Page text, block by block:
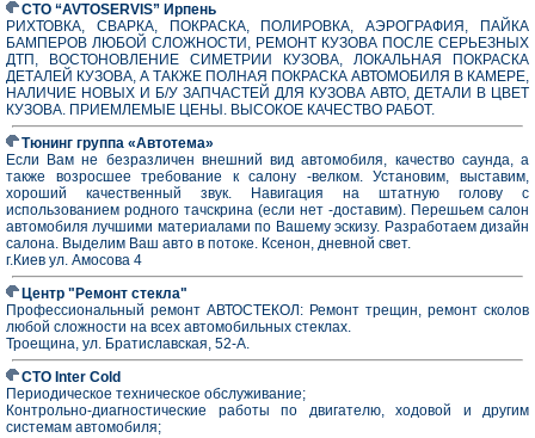
СТО “AVTOSERVIS” Ирпень
РИХТОВКА, СВАРКА, ПОКРАСКА, ПОЛИРОВКА, АЭРОГРАФИЯ, ПАЙКА
БАМПЕРОВ ЛЮБОЙ СЛОЖНОСТИ, РЕМОНТ КУЗОВА ПОСЛЕ СЕРЬЕЗНЫХ
ДТП, ВОСТОНОВЛЕНИЕ СИМЕТРИИ КУЗОВА, ЛОКАЛЬНАЯ ПОКРАСКА
ДЕТАЛЕЙ КУЗОВА, А ТАКЖЕ ПОЛНАЯ ПОКРАСКА АВТОМОБИЛЯ В КАМЕРЕ,
НАЛИЧИЕ НОВЫХ И Б/У ЗАПЧАСТЕЙ ДЛЯ КУЗОВА АВТО, ДЕТАЛИ В ЦВЕТ
КУЗОВА. ПРИЕМЛЕМЫЕ ЦЕНЫ. ВЫСОКОЕ КАЧЕСТВО РАБОТ.
Тюнинг группа «Автотема»
Если Вам не безразличен внешний вид автомобиля, качество саунда, а
также возросшее требование к салону -велком. Установим, выставим,
хороший качественный звук. Навигация на штатную голову с
использованием родного тачскрина (если нет -доставим). Перешьем салон
автомобиля лучшими материалами по Вашему эскизу. Разработаем дизайн
салона. Выделим Ваш авто в потоке. Ксенон, дневной свет.
г.Киев ул. Амосова 4
Центр "Ремонт стекла"
Профессиональный ремонт АВТОСТЕКОЛ: Ремонт трещин, ремонт сколов
любой сложности на всех автомобильных стеклах.
Троещина, ул. Братиславская, 52-А.
СТО Inter Cold
Периодическое техническое обслуживание;
Контрольно-диагностические работы по двигателю, ходовой и другим
системам автомобиля;